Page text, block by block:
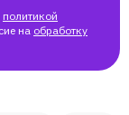
политикой
на обработку